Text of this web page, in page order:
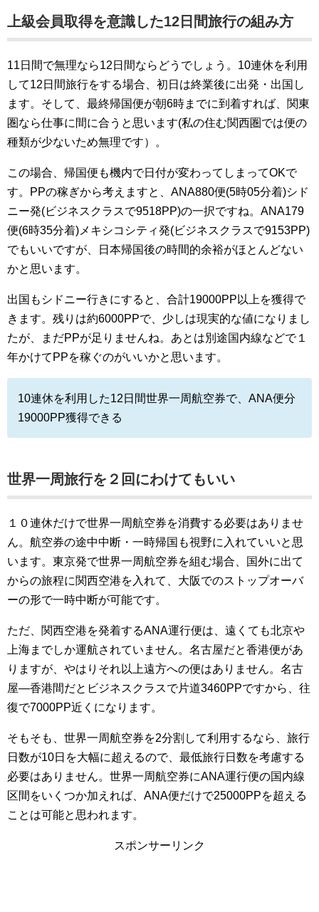
上級会員取得を意識した12日間旅行の組み方
11日間で無理なら12日間ならどうでしょう。10連休を利用
して12日間旅行をする場合、初日は終業後に出発・出国し
ます。そして、最終帰国便が朝6時までに到着すれば、関東
圏なら仕事に間に合うと思います(私の住む関西圏では便の
種類が少ないため無理です）。
この場合、帰国便も機内で日付が変わってしまってOKで
す。PPの稼ぎから考えますと、ANA880便(5時05分着)シド
ニー発(ビジネスクラスで9518PP)の一択ですね。ANA179
便(6時35分着)メキシコシティ発(ビジネスクラスで9153PP)
でもいいですが、日本帰国後の時間的余裕がほとんどない
かと思います。
出国もシドニー行きにすると、合計19000PP以上を獲得で
きます。残りは約6000PPで、少しは現実的な値になりまし
たが、まだPPが足りませんね。あとは別途国内線などで１
年かけてPPを稼ぐのがいいかと思います。
10連休を利用した12日間世界一周航空券で、ANA便分
19000PP獲得できる
世界一周旅行を２回にわけてもいい
１０連休だけで世界一周航空券を消費する必要はありませ
ん。航空券の途中中断・一時帰国も視野に入れていいと思
います。東京発で世界一周航空券を組む場合、国外に出て
からの旅程に関西空港を入れて、大阪でのストップオーバ
ーの形で一時中断が可能です。
ただ、関西空港を発着するANA運行便は、遠くても北京や
上海までしか運航されていません。名古屋だと香港便があ
りますが、やはりそれ以上遠方への便はありません。名古
屋―香港間だとビジネスクラスで片道3460PPですから、往
復で7000PP近くになります。
そもそも、世界一周航空券を2分割して利用するなら、旅行
日数が10日を大幅に超えるので、最低旅行日数を考慮する
必要はありません。世界一周航空券にANA運行便の国内線
区間をいくつか加えれば、ANA便だけで25000PPを超える
ことは可能と思われます。
スポンサーリンク